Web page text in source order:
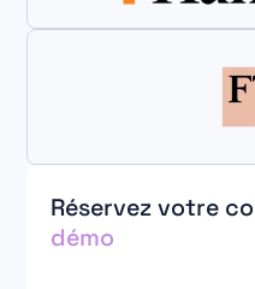
Réservez votre
démo